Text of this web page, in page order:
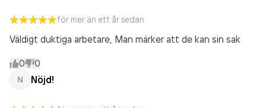
för mer än ett år sedan
Väldigt duktiga arbetare, Man märker att de kan sin sak
0 0
N Nöjd!